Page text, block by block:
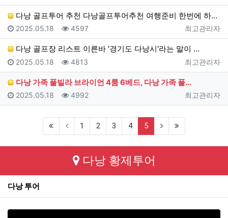
다낭 골프투어 추천 다낭골프투어추천 여행준비 한번에 하…
등록자
최고관리자
등록일
2025.05.18 조회
4597
다낭 골프장 리스트 이른바 '경기도 다낭시'라는 말이 …
등록자
최고관리자
등록일
2025.05.18 조회
4813
다낭 가족 풀빌라 브라이언 4룸 6베드, 다낭 가족 풀…
등록자
최고관리자
등록일
2025.05.18 조회
4992
(first) 1 2 3 4 5(current)
(next)
다낭 황제투어
다낭 투어